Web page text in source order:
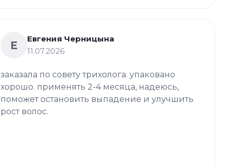
Е
Евгения Черницына
11.07.2026
заказала по совету трихолога. упаковано
хорошо. применять 2-4 месяца, надеюсь,
поможет остановить выпадение и улучшить
рост волос.